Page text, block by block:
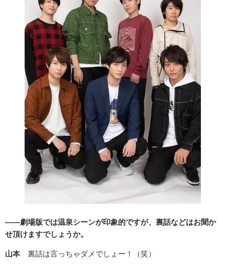
――劇場版では温泉シーンが印象的ですが、裏話などはお聞か
せ頂けますでしょうか。
山本裏話は言っちゃダメでしょー！（笑）